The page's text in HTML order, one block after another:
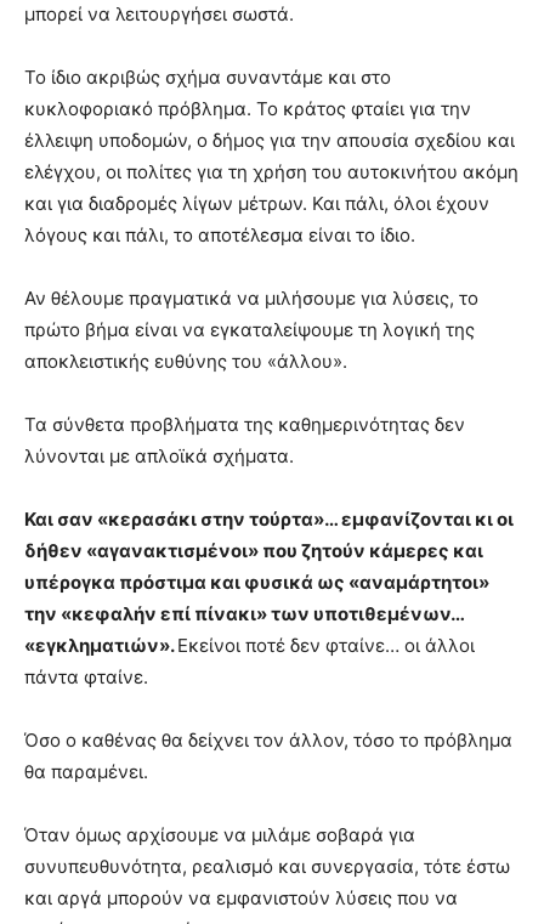
μπορεί να λειτουργήσει σωστά.
Το ίδιο ακριβώς σχήμα συναντάμε και στο
κυκλοφοριακό πρόβλημα. Το κράτος φταίει για την
έλλειψη υποδομών, ο δήμος για την απουσία σχεδίου και
ελέγχου, οι πολίτες για τη χρήση του αυτοκινήτου ακόμη
και για διαδρομές λίγων μέτρων. Και πάλι, όλοι έχουν
λόγους και πάλι, το αποτέλεσμα είναι το ίδιο.
Αν θέλουμε πραγματικά να μιλήσουμε για λύσεις, το
πρώτο βήμα είναι να εγκαταλείψουμε τη λογική της
αποκλειστικής ευθύνης του «άλλου».
Τα σύνθετα προβλήματα της καθημερινότητας δεν
λύνονται με απλοϊκά σχήματα.
Και σαν «κερασάκι στην τούρτα»… εμφανίζονται κι οι
δήθεν «αγανακτισμένοι» που ζητούν κάμερες και
υπέρογκα πρόστιμα και φυσικά ως «αναμάρτητοι»
την «κεφαλήν επί πίνακι» των υποτιθεμένων…
«εγκληματιών».Εκείνοι ποτέ δεν φταίνε… οι άλλοι
πάντα φταίνε.
Όσο ο καθένας θα δείχνει τον άλλον, τόσο το πρόβλημα
θα παραμένει.
Όταν όμως αρχίσουμε να μιλάμε σοβαρά για
συνυπευθυνότητα, ρεαλισμό και συνεργασία, τότε έστω
και αργά μπορούν να εμφανιστούν λύσεις που να